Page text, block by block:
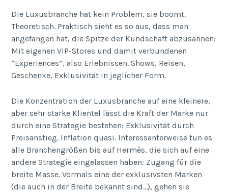
Die Luxusbranche hat kein Problem, sie boomt.
Theoretisch. Praktisch sieht es so aus, dass man
angefangen hat, die Spitze der Kundschaft abzusahnen:
Mit eigenen VIP-Stores und damit verbundenen
“Experiences”, also Erlebnissen. Shows, Reisen,
Geschenke, Exklusivität in jeglicher Form.
Die Konzentration der Luxusbranche auf eine kleinere,
aber sehr starke Klientel lässt die Kraft der Marke nur
durch eine Strategie bestehen: Exklusivität durch
Preisanstieg. Inflation quasi. Interessanterweise tun es
alle Branchengrößen bis auf Hermès, die sich auf eine
andere Strategie eingelassen haben: Zugang für die
breite Masse. Vormals eine der exklusivsten Marken
(die auch in der Breite bekannt sind…), gehen sie